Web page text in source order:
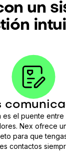
un
es el puente entre
Nex ofrece
para que
contactos